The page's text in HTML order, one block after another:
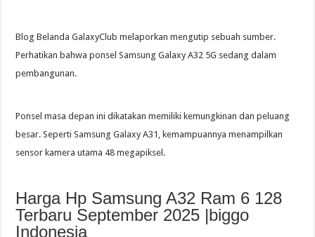
Blog Belanda GalaxyClub melaporkan mengutip sebuah sumber.
Perhatikan bahwa ponsel Samsung Galaxy A32 5G sedang dalam
pembangunan.
Ponsel masa depan ini dikatakan memiliki kemungkinan dan peluang
besar. Seperti Samsung Galaxy A31, kemampuannya menampilkan
sensor kamera utama 48 megapiksel.
Harga Hp Samsung A32 Ram 6 128
Terbaru September 2025 |biggo
Indonesia